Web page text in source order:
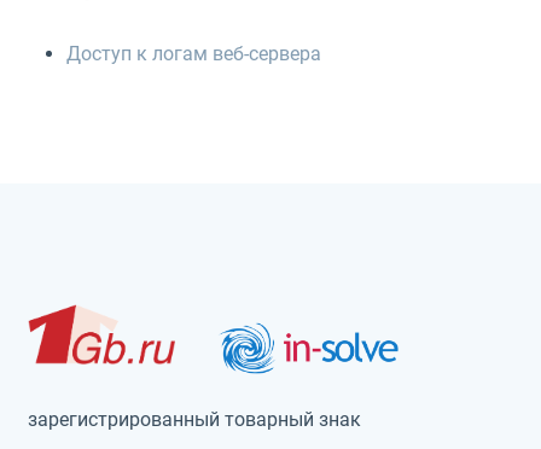
Доступ к логам веб-сервера
зарегистрированный товарный знак